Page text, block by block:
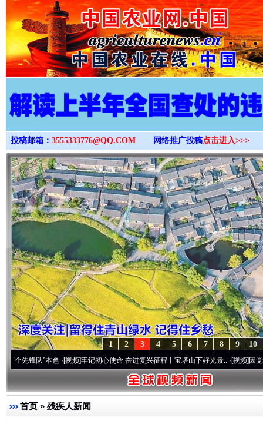
>
投稿邮箱： 3555333776@QQ.COM 网络推广投稿点击进入>>>
10
9
8
7
6
5
4
3
2
1
”本色·[视频]牢记初心使命 奋进复兴征程丨宝塔山下好光景..·[视频]因党而生 为党
首页 » 残疾人新闻